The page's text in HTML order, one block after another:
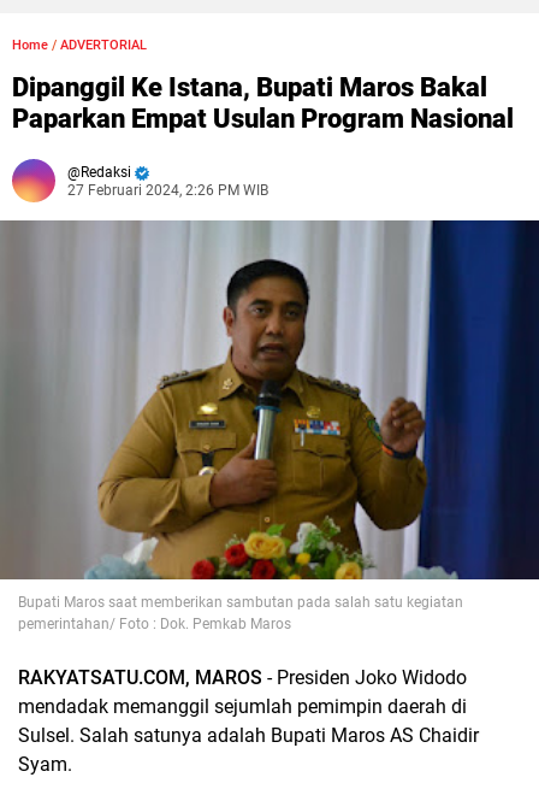
Home / ADVERTORIAL
Dipanggil Ke Istana, Bupati Maros Bakal
Paparkan Empat Usulan Program Nasional
Redaksi
27 Februari 2024, 2:26 PM WIB
Bupati Maros saat memberikan sambutan pada salah satu kegiatan
pemerintahan/ Foto : Dok. Pemkab Maros
RAKYATSATU.COM, MAROS - Presiden Joko Widodo
mendadak memanggil sejumlah pemimpin daerah di
Sulsel. Salah satunya adalah Bupati Maros AS Chaidir
Syam.